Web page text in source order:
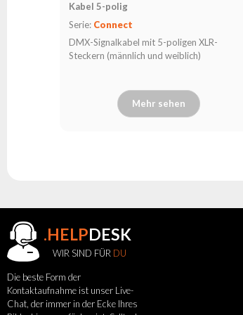
Kabel 5-polig
Serie: Connect
DMX-Signalkabel mit 5-poligen XLR-
Steckern (männlich und weiblich)
Mehr sehen
.HELPDESK
WIR SIND FÜR DU
Die beste Form der
Kontaktaufnahme ist unser Live-
Chat, der immer in der Ecke Ihres